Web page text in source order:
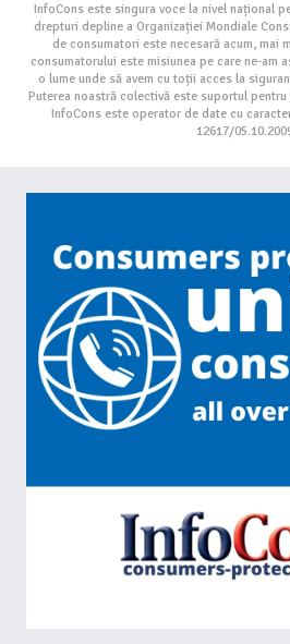
InfoCons este singura voce la nivel național
drepturi depline a Organizației Mondiale
de consumatori este necesară acum, mai
consumatorului este misiunea pe care ne-am
o lume unde să avem cu toții acces la
Puterea noastră colectivă este suportul
InfoCons este operator de date cu
12617/